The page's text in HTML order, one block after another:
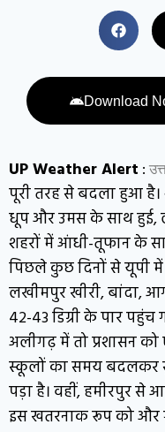
Download
UP Weather Alert :
पूरी तरह से बदला हुआ
धूप और उमस के साथ हुई,
शहरों में आंधी-तूफान के
पिछले कुछ दिनों से यूपी में
लखीमपुर खीरी, बांदा,
42-43 डिग्री के पार पहुंच
अलीगढ़ में तो प्रशासन
स्कूलों का समय बदलकर
पड़ा है। वहीं, हमीरपुर से
इस खतरनाक रूप को और